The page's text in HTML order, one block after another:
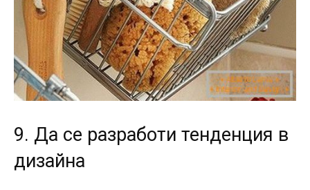
9. Да се ​​разработи тенденция в
дизайна